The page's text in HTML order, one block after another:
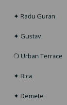
✦ Radu Guran
✦ Gustav
❍ Urban Terrace
✦ Bica
✦ Demete